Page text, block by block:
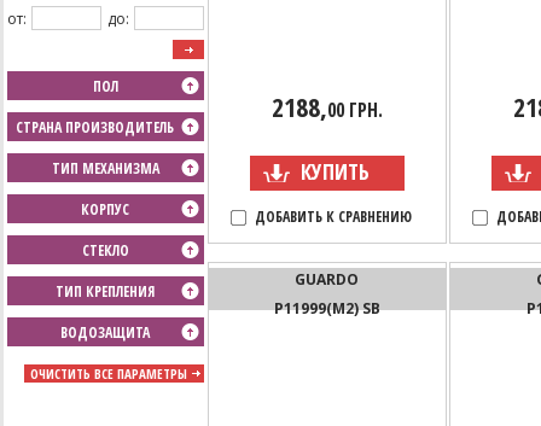
от:
до:
ПОЛ
СТРАНА ПРОИЗВОДИТЕЛЬ
ТИП МЕХАНИЗМА
КОРПУС
СТЕКЛО
ТИП КРЕПЛЕНИЯ
ВОДОЗАЩИТА
ОЧИСТИТЬ ВСЕ ПАРАМЕТРЫ
2188,00 ГРН.
КУПИТЬ
ДОБАВИТЬ К СРАВНЕНИЮ
GUARDO
P11999(M2) SB